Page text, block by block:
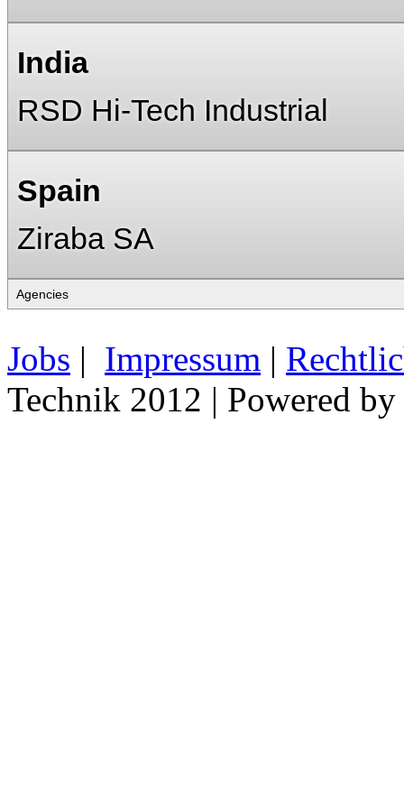
India
RSD Hi-Tech Industrial
Spain
Ziraba SA
Jobs | Impressum |
Technik 2012 | Powered by